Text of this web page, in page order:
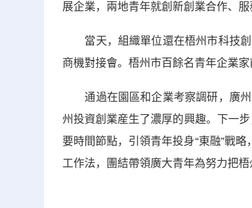
展企業，兩地青年就創新創業合作、
當天，組織單位還在梧州市科技創
商機對接會。梧州市百餘名青年企業
通過在園區和企業考察調研，廣州
州投資創業産生了濃厚的興趣。下一
要時間節點，引領青年投身“東融”戰
工作法，團結帶領廣大青年為努力把梧